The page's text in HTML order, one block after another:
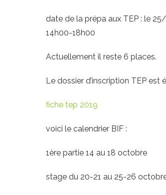
date de la prépa aux TEP : le
14h00-18h00
Actuellement il reste 6 places.
Le dossier d’inscription TEP
fiche tep 2019
voici le calendrier BIF :
1ère partie 14 au 18 octobre
stage du 20-21 au 25-26